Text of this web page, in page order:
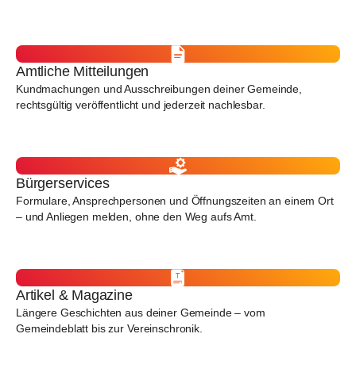
Amtliche Mitteilungen
Kundmachungen und Ausschreibungen deiner Gemeinde,
rechtsgültig veröffentlicht und jederzeit nachlesbar.
Bürgerservices
Formulare, Ansprechpersonen und Öffnungszeiten an einem Ort
– und Anliegen melden, ohne den Weg aufs Amt.
Artikel & Magazine
Längere Geschichten aus deiner Gemeinde – vom
Gemeindeblatt bis zur Vereinschronik.